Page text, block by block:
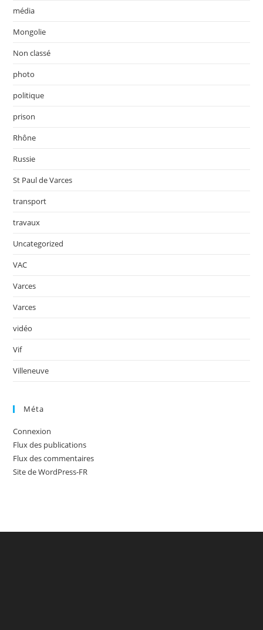
média
Mongolie
Non classé
photo
politique
prison
Rhône
Russie
St Paul de Varces
transport
travaux
Uncategorized
VAC
Varces
Varces
vidéo
Vif
Villeneuve
Méta
Connexion
Flux des publications
Flux des commentaires
Site de WordPress-FR